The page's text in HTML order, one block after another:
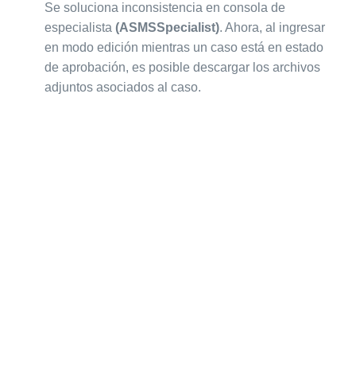
Se soluciona inconsistencia en consola de
especialista (ASMSSpecialist). Ahora, al ingresar
en modo edición mientras un caso está en estado
de aprobación, es posible descargar los archivos
adjuntos asociados al caso.